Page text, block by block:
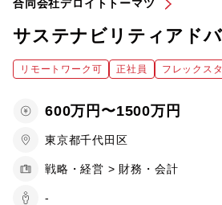
合同会社デロイトトーマツ
サステナビリティアド
リモートワーク可 正社員 フレックス
600万円〜1500万円
東京都千代田区
戦略・経営 > 財務・会計
-